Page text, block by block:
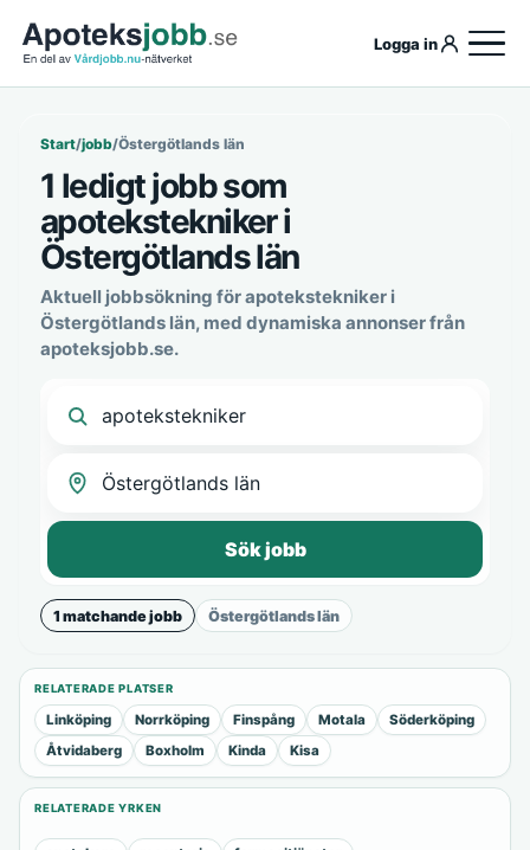
Logga in
Start/jobb/Östergötlands län
1 ledigt jobb som
apotekstekniker i
Östergötlands län
Aktuell jobbsökning för apotekstekniker i
Östergötlands län, med dynamiska annonser från
apoteksjobb.se.
Sök jobb
1 matchande jobb Östergötlands län
RELATERADE PLATSER
Linköping Norrköping Finspång Motala
Söderköping
Åtvidaberg
Boxholm Kinda Kisa
RELATERADE YRKEN